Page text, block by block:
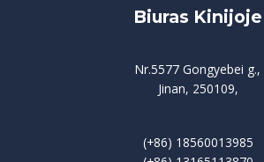
Biuras Kinijoje
Nr.5577 Gongyebei g.,
Jinan, 250109,
(+86) 18560013985